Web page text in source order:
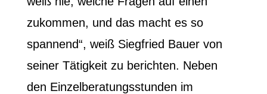
zukommen, und das macht es so
spannend“, weiß Siegfried Bauer von
seiner Tätigkeit zu berichten. Neben
den Einzelberatungsstunden im